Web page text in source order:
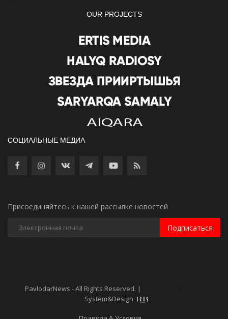
OUR PROJECTS
СОЦИАЛЬНЫЕ МЕДИА
Присоединяйтесь к нашей рассылке новостей
Подписаться
PavlodarNews - All Rights Reserved. |
System&Design